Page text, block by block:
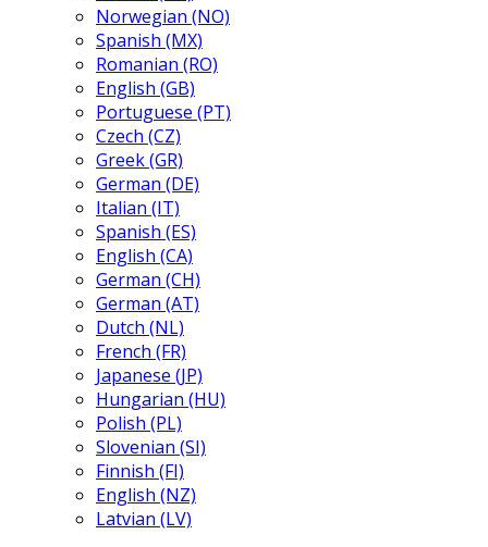
Norwegian (NO)
Spanish (MX)
Romanian (RO)
English (GB)
Portuguese (PT)
Czech (CZ)
Greek (GR)
German (DE)
Italian (IT)
Spanish (ES)
English (CA)
German (CH)
German (AT)
Dutch (NL)
French (FR)
Japanese (JP)
Hungarian (HU)
Polish (PL)
Slovenian (SI)
Finnish (FI)
English (NZ)
Latvian (LV)